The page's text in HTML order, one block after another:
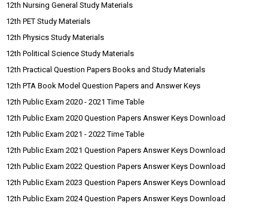
12th Nursing General Study Materials
12th PET Study Materials
12th Physics Study Materials
12th Political Science Study Materials
12th Practical Question Papers Books and Study Materials
12th PTA Book Model Question Papers and Answer Keys
12th Public Exam 2020 - 2021 Time Table
12th Public Exam 2020 Question Papers Answer Keys Download
12th Public Exam 2021 - 2022 Time Table
12th Public Exam 2021 Question Papers Answer Keys Download
12th Public Exam 2022 Question Papers Answer Keys Download
12th Public Exam 2023 Question Papers Answer Keys Download
12th Public Exam 2024 Question Papers Answer Keys Download